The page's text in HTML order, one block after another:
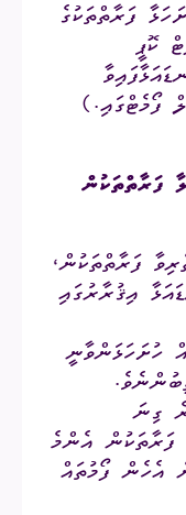
ފަރާތްތަކުގެ
ކޮޕީ
ފޯމެޓްގައި.)
ފަރާތްތަކުން
ފަރާތްތަކުން،
އިޤުރާރުގައި
ހުށަހަޅަންވާނީ
ގިނަ
ފަރާތަކުން އެންމެ
އެހެން ފޯމުތައް